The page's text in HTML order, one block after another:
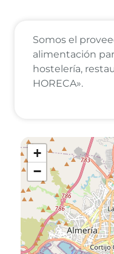
Somos el
alimentación
hostelería,
HORECA».
+
−